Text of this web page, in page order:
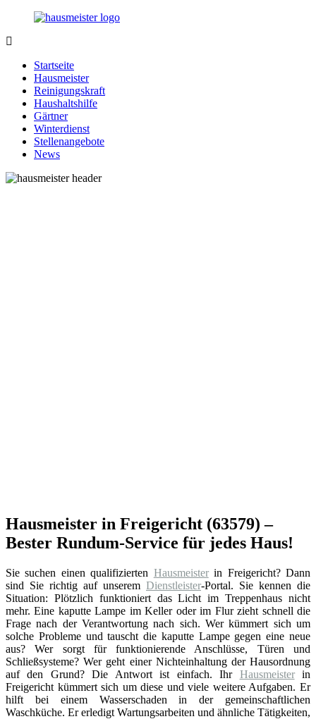
Zurück
Inhalt
Hausmeister.de
rund
Ihren
Haushalt
Startseite
Hausmeister
Reinigungskraft
Haushaltshilfe
Gärtner
Winterdienst
Stellenangebote
News
Hausmeister in Freigericht (63579) –
Bester Rundum-Service für jedes Haus!
Sie suchen einen qualifizierten Hausmeisterin Freigericht? Dann
sind Sie richtig auf unserem Dienstleister-Portal. Sie kennen die
Situation: Plötzlich funktioniert das Licht im Treppenhaus nicht
mehr. Eine kaputte Lampe im Keller oder im Flur zieht schnell die
Frage nach der Verantwortung nach sich. Wer kümmert sich um
solche Probleme und tauscht die kaputte Lampe gegen eine neue
aus? Wer sorgt für funktionierende Anschlüsse, Türen und
Schließsysteme? Wer geht einer Nichteinhaltung der Hausordnung
auf den Grund? Die Antwort ist einfach. Ihr Hausmeisterin
Freigericht kümmert sich um diese und viele weitere Aufgaben. Er
hilft bei einem Wasserschaden in der gemeinschaftlichen
Waschküche. Er erledigt Wartungsarbeiten und ähnliche Tätigkeiten,